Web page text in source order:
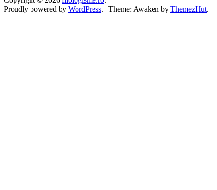
Proudly powered by WordPress. | Theme: Awaken by ThemezHut.